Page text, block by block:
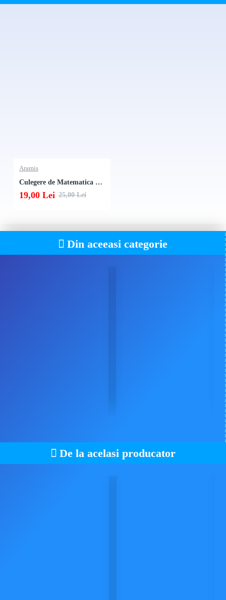
Aramis
Culegere de Matematica pentru Clasa a 6-a (Exercitii si probleme)
19,00 Lei 25,00 Lei
Din aceeasi categorie
De la acelasi producator